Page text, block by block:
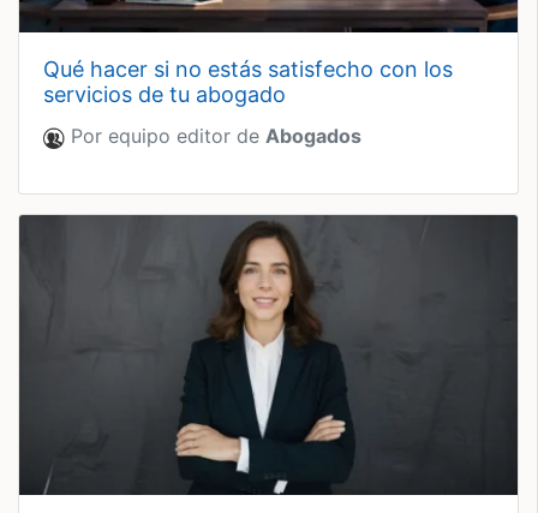
qué hacer si no estás satisfecho con los
servicios de tu abogado
Por equipo editor de Abogados